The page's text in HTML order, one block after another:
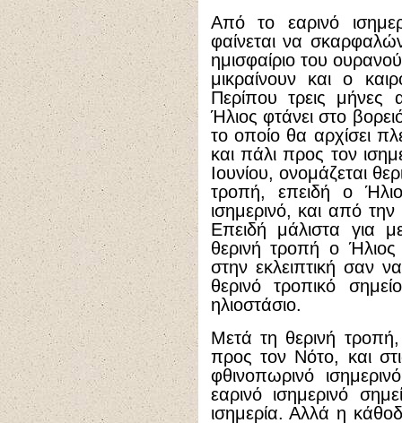
Από το εαρινό
φαίνεται να
ημισφαίριο του
μικραίνουν και ο
Περίπου τρεις μήνες
Ήλιος φτάνει στο
το οποίο θα αρχίσει
και πάλι προς τον
Ιουνίου, ονομάζεται
τροπή, επειδή ο
ισημερινό, και από
Επειδή μάλιστα για
θερινή τροπή ο Ήλιος
στην εκλειπτική σαν
θερινό τροπικό
ηλιοστάσιο.
Μετά τη θερινή τροπή,
προς τον Νότο, και
φθινοπωρινό
εαρινό ισημερινό
ισημερία. Αλλά η